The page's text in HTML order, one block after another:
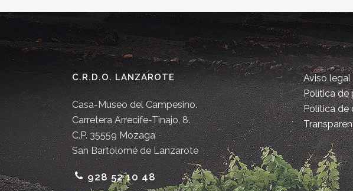
C.R.D.O. LANZAROTE
Casa-Museo del Campesino.
Carretera Arrecife-Tinajo, 8.
C.P. 35559 Mozaga
San Bartolomé de Lanzarote
928 52 10 48
Aviso legal
Política de
Política de